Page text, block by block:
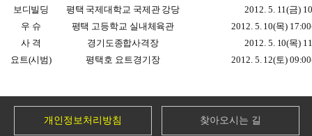
보디빌딩
평택 국제대학교 국제관 강당
2012. 5. 11(금)
우 슈
평택 고등학교 실내체육관
2012. 5. 10(목)
사 격
경기도종합사격장
2012. 5. 10(목)
요트(시범)
평택호 요트경기장 2012. 5. 12(토)
개인정보처리방침 찾아오시는 길